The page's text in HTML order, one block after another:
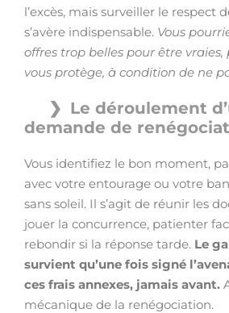
l’excès, mais surveiller le respect
s’avère indispensable. Vous
offres trop belles pour être
vous protège, à condition de ne
Le déroulement
demande de
Vous identifiez le bon moment,
avec votre entourage ou votre
sans soleil. Il s’agit de réunir les
jouer la concurrence, patienter
rebondir si la réponse tarde. Le
survient qu’une fois signé
ces frais annexes, jamais avant.
mécanique de la renégociation.